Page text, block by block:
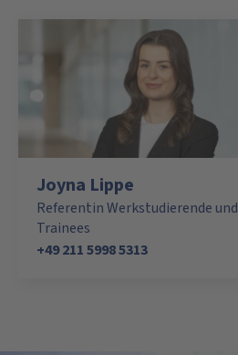
Joyna Lippe
Referentin Werkstudierende und
Trainees
+49 211 5998 5313